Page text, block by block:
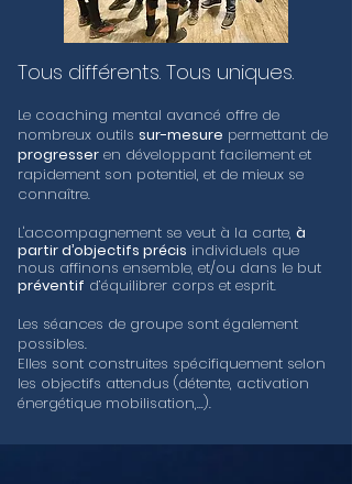
Tous différents. Tous uniques.
Le coaching mental avancé offre de
nombreux outils sur-mesure permettant de
progresser en développant facilement et
rapidement son potentiel, et de mieux se
connaître.
L'accompagnement se veut à la carte, à
partir d’objectifs précis individuels que
nous affinons ensemble, et/ou dans le but
préventif d’équilibrer corps et esprit.
Les séances de groupe sont également
possibles.
Elles sont construites spécifiquement selon
les objectifs attendus (détente, activation
énergétique mobilisation,...).